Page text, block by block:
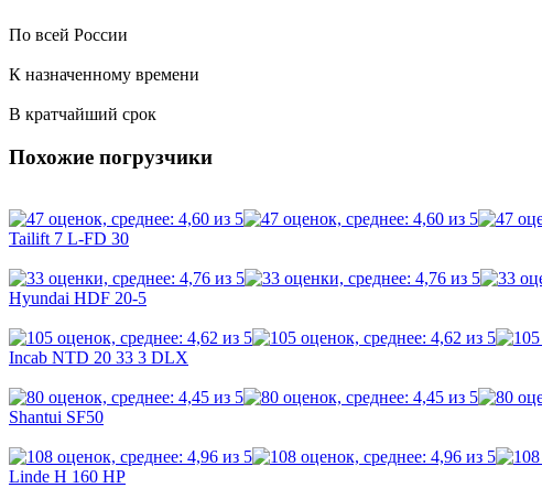
По всей России
К назначенному времени
В кратчайший срок
Похожие погрузчики
Tailift 7 L-FD 30
Hyundai HDF 20-5
Incab NTD 20 33 3 DLX
Shantui SF50
Linde H 160 HP